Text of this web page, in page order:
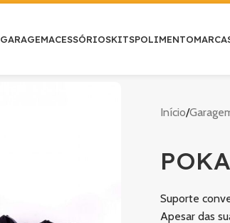
GARAGEMACESSÓRIOSKITSPOLIMENTO
Início/
Suporte
Apesar das